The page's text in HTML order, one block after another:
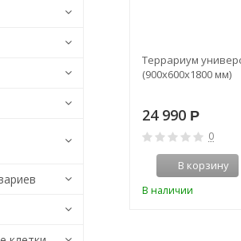
Террариум
(900х600х1800 мм)
24 990 Р
0
В корзину
В наличии